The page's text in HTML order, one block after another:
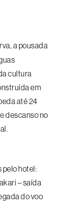
a pousada
cultura
em
até 24
descanso no
hotel:
– saída
do voo